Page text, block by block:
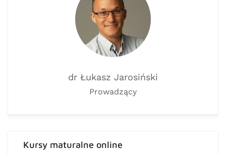
dr Łukasz Jarosiński
Prowadzący
Kursy maturalne online